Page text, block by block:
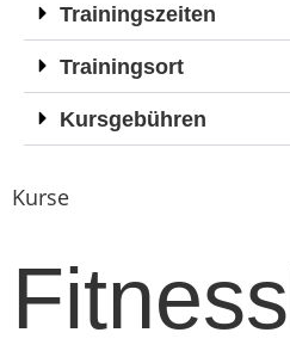
Trainingszeiten
Trainingsort
Kursgebühren
Kurse